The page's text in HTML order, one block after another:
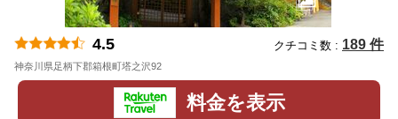
4.5 クチコミ数 : 189 件
神奈川県足柄下郡箱根町塔之沢92
料金を表示